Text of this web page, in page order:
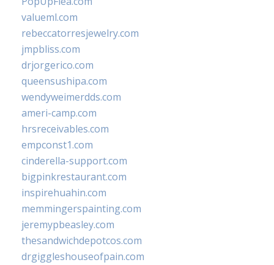
valueml.com
rebeccatorresjewelry.com
jmpbliss.com
drjorgerico.com
queensushipa.com
wendyweimerdds.com
ameri-camp.com
hrsreceivables.com
empconst1.com
cinderella-support.com
bigpinkrestaurant.com
inspirehuahin.com
memmingerspainting.com
jeremypbeasley.com
thesandwichdepotcos.com
drgiggleshouseofpain.com